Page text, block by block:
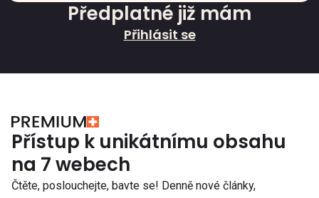
Předplatné již mám
Přihlásit se
Přístup k unikátnímu obsahu
na 7 webech
Čtěte, poslouchejte, bavte se! Denně nové články,